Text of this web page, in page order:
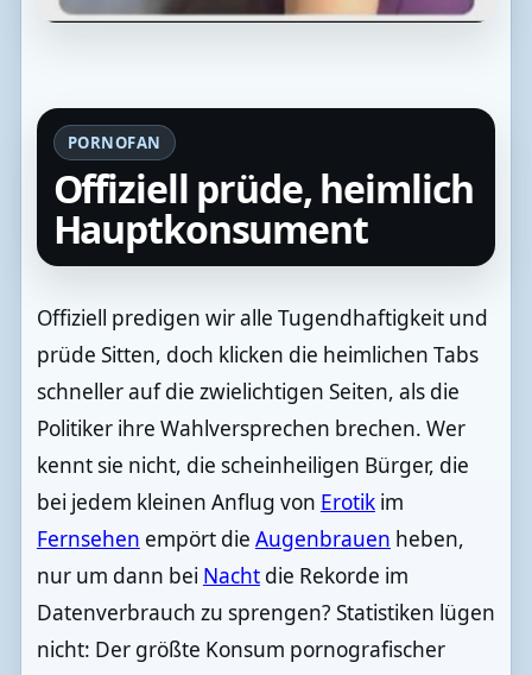
PORNOFAN
Offiziell prüde, heimlich
Hauptkonsument
Offiziell predigen wir alle Tugendhaftigkeit und
prüde Sitten, doch klicken die heimlichen Tabs
schneller auf die zwielichtigen Seiten, als die
Politiker ihre Wahlversprechen brechen. Wer
kennt sie nicht, die scheinheiligen Bürger, die
bei jedem kleinen Anflug von Erotikim
Fernsehen empört die Augenbrauen heben,
nur um dann bei Nachtdie Rekorde im
Datenverbrauch zu sprengen? Statistiken lügen
nicht: Der größte Konsum pornografischer